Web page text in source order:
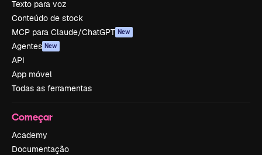
Texto para voz
Conteúdo de stock
MCP para Claude/ChatGPT New
Agentes New
API
App móvel
Todas as ferramentas
Começar
Academy
Documentação